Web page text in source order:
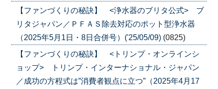
【ファンづくりの秘訣】 <浄水器のブリタ公式> ブ
リタジャパン／ＰＦＡＳ除去対応のポット型浄水器
（2025年5月1日・8日合併号）('25/05/09) (0825)
【ファンづくりの秘訣】 <トリンプ・オンラインシ
ョップ> トリンプ・インターナショナル・ジャパン
／成功の方程式は”消費者観点に立つ”（2025年4月17